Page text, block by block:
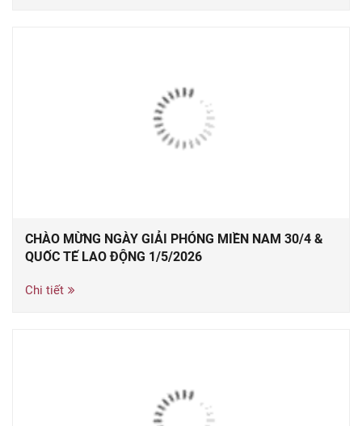
CHÀO MỪNG NGÀY GIẢI PHÓNG MIỀN NAM 30/4 &
QUỐC TẾ LAO ĐỘNG 1/5/2026
Chi tiết